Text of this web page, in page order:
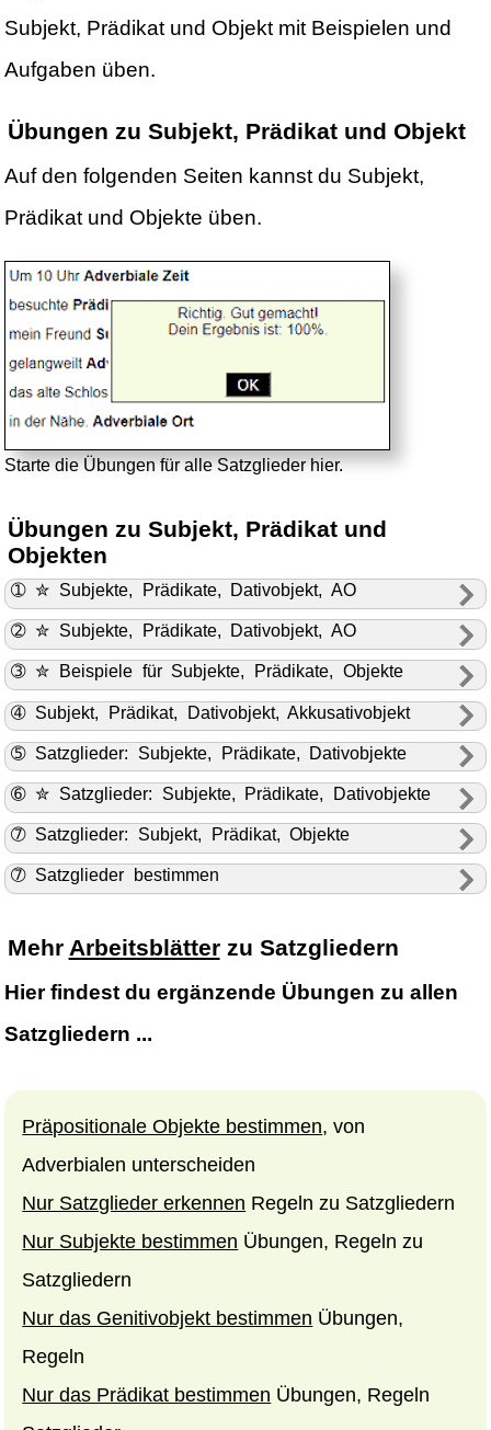
Subjekt, Prädikat und Objekt mit Beispielen und
Aufgaben üben.
Übungen zu Subjekt, Prädikat und Objekt
Auf den folgenden Seiten kannst du Subjekt,
Prädikat und Objekte üben.
Starte die Übungen für alle Satzglieder hier.
Übungen zu Subjekt, Prädikat und
Objekten
➀ ✮ Subjekte, Prädikate, Dativobjekt, AO
➁ ✮ Subjekte, Prädikate, Dativobjekt, AO
➂ ✮ Beispiele für Subjekte, Prädikate, Objekte
➃ Subjekt, Prädikat, Dativobjekt, Akkusativobjekt
➄ Satzglieder: Subjekte, Prädikate, Dativobjekte
➅ ✮ Satzglieder: Subjekte, Prädikate, Dativobjekte
➆ Satzglieder: Subjekt, Prädikat, Objekte
➆ Satzglieder bestimmen
Mehr Arbeitsblätterzu Satzgliedern
Hier findest du ergänzende Übungen zu allen
Satzgliedern ...
Präpositionale Objekte bestimmen, von
Adverbialen unterscheiden
Nur Satzglieder erkennen Regeln zu Satzgliedern
Nur Subjekte bestimmen Übungen, Regeln zu
Satzgliedern
Nur das Genitivobjekt bestimmen Übungen,
Regeln
Nur das Prädikat bestimmen Übungen, Regeln